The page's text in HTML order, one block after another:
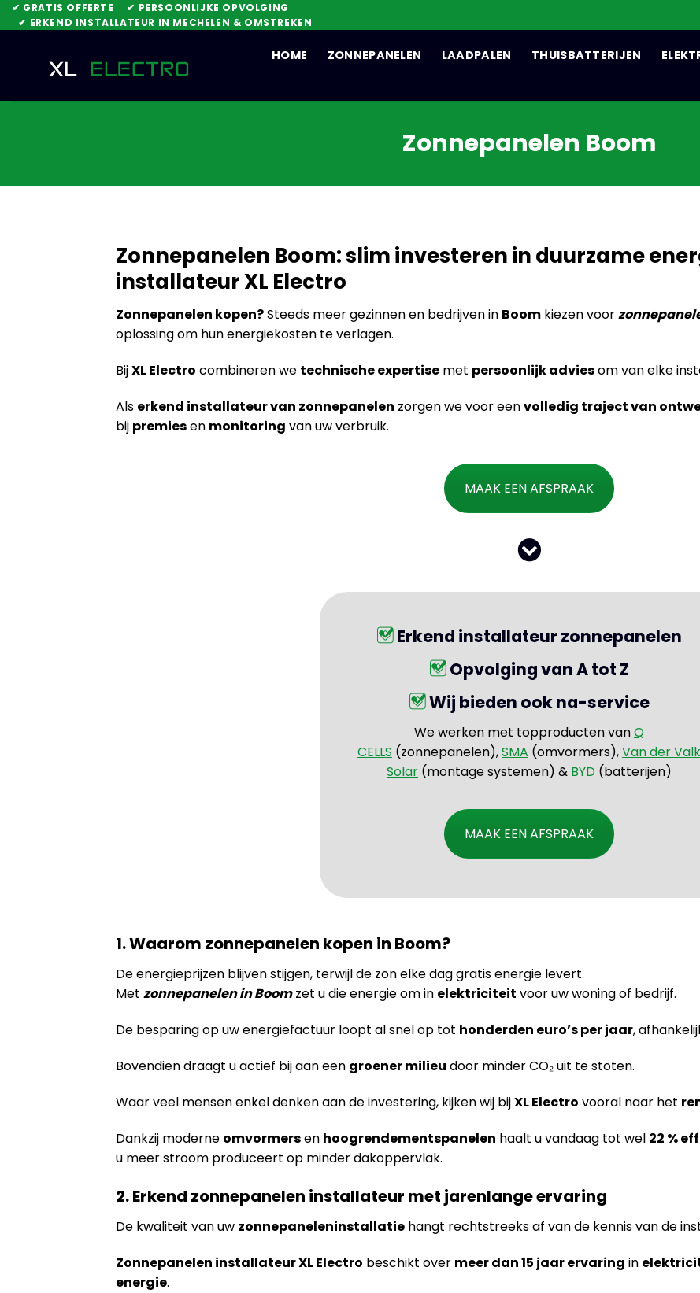
Skip
to
✔ GRATIS OFFERTE
✔ PERSOONLIJKE OPVOLGING
✔ ERKEND INSTALLATEUR IN MECHELEN & OMSTREKEN
HOME ZONNEPANELEN LAADPALEN THUISBATTERIJEN
Zonnepanelen Boom
Zonnepanelen Boom: slim investeren in duurzame
installateur XL Electro
Zonnepanelen kopen?Steeds meer gezinnen en bedrijven in Boom kiezen voor
oplossing om hun energiekosten te verlagen.
BijXL Electro combineren we technische expertise met persoonlijk adviesom van elke
Als erkend installateur van zonnepanelen zorgen we voor eenvolledig traject van
bij premiesen monitoring van uw verbruik.
MAAK EEN AFSPRAAK
Erkend installateur zonnepanelen
Opvolging van A tot Z
Wij bieden ook na-service
We werken met topproducten vanQ
CELLS (zonnepanelen),SMA (omvormers),Van der Valk
Solar (montage systemen) & BYD (batterijen)
MAAK EEN AFSPRAAK
1. Waarom zonnepanelen kopen in Boom?
De energieprijzen blijven stijgen, terwijl de zon elke dag gratis energie levert.
Met zonnepanelen in Boomzet u die energie om in elektriciteit voor uw woning of bedrijf.
De besparing op uw energiefactuur loopt al snel op tot honderden euro’s per jaar,
Bovendien draagt u actief bij aan een groener milieu door minder CO₂ uit te stoten.
Waar veel mensen enkel denken aan de investering, kijken wij bijXL Electro vooral naar het
Dankzij moderne omvormersen hoogrendementspanelen haalt u vandaag tot wel 22 %
u meer stroom produceert op minder dakoppervlak.
2. Erkend zonnepanelen installateur met jarenlange ervaring
De kwaliteit van uw zonnepaneleninstallatie hangt rechtstreeks af van de kennis van de
Zonnepanelen installateur XL Electro beschikt over meer dan 15 jaar ervaring in
energie.